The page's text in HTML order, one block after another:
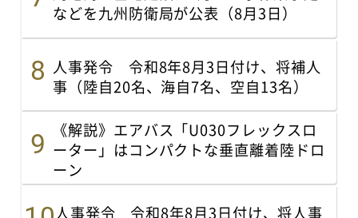
などを九州防衛局が公表（8月3日）
人事発令 令和8年8月3日付け、将補人
事（陸自20名、海自7名、空自13名）
《解説》エアバス「U030フレックスロ
ーター」はコンパクトな垂直離着陸ドロ
ーン
人事発令 令和8年8月3日付け、将人事